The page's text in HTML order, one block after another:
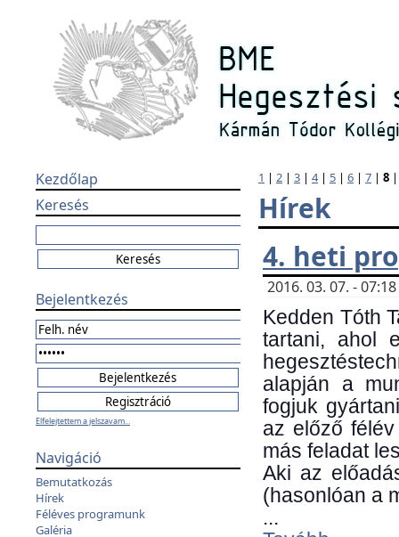
Kezdőlap
Keresés
Bejelentkezés
Elfelejtettem a jelszavam...
Navigáció
Bemutatkozás
Hírek
Féléves programunk
Galéria
1 | 2 | 3 | 4| 5 | 6 | 7 | 8
Hírek
4. heti
2016. 03. 07. -
Kedden Tóth
tartani, ahol
alapján a
fogjuk
az előző
más feladat
Aki az
(hasonlóan a
...